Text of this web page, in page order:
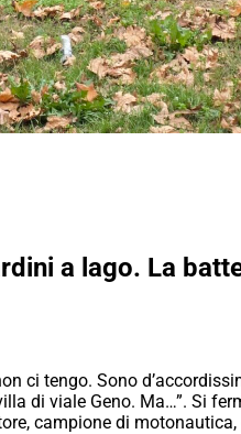
a lago. La
ci tengo. Sono
di viale Geno. Ma…”. Si
campione di